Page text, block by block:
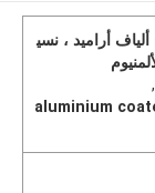
أراميد ، نسي
,
aluminium